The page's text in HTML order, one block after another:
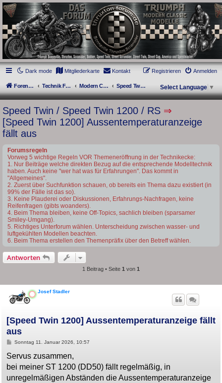
thruxton-forum.de
DAS FORUM! Alles rund um die Triumph Modern Classic Modelle. Das Forum für
die New Bonneville Baureihen ab BJ 2001. Triumph Bonneville, Thruxton,
Scrambler, Bobber, Speed Twin, Street Scrambler, Street Twin, Street Cup, America
und Speedmaster.
Dark mode
Mitgliederkarte Kontakt Anmelden
Registrieren
Foren-Übersicht Technik Forum Modern Classics - Baujahre ab 2016 [LC] Speed Twin / Speed Twin 1200 / RS Select Language ▼
Speed Twin / Speed Twin 1200 / RS ⇒
[Speed Twin 1200] Aussentemperaturanzeige
fällt aus
Forumsregeln
Vorweg 5 wichtige Regeln VOR Themeneröffnung in der Technikecke:
1. Nur Beiträge welche direkten Bezug auf die entsprechende Modelltechnik
haben. Auch keine "wer hat was für Erfahrungen". Das kommt in
"Allgemeines".
2. Zuerst über Suchfunktion schauen, ob bereits ein Thema dazu existiert (in
99% der Fälle ist das so).
3. Keine Plauderei oder Diskussionen, Erfahrungs-Nachfragen, keine
Reifenfragen (gibts woanders).
4. Beim Thema bleiben, keine Off-Topics, sachlich bleiben (sparsamer
Smiley-Umgang).
5. Richtiges Unterforum wählen. Unterscheidung zwischen wasser- und
luftgekühlten Modellen beachten.
6. Beim Thema erstellen den Themenpräfix über den Betreff wählen.
Antworten
1 Beitrag • Seite 1 von 1
Josef Stadler
[Speed Twin 1200] Aussentemperaturanzeige fällt
aus
B
i
t
r
a
g
Sonntag 11. Januar 2026, 10:57
Servus zusammen,
bei meiner ST 1200 (DD50) fällt regelmäßig, in
unregelmäßigen Abständen die Aussentemperaturanzeige